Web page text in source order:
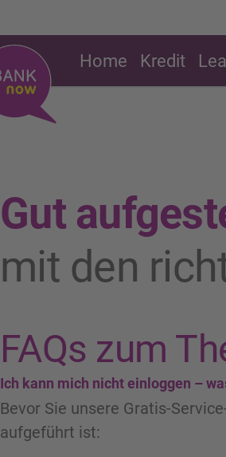
Home Kredit
Gut
mit den
FAQs zum
Ich kann mich nicht einloggen –
Bevor Sie unsere Gratis-
aufgeführt ist: